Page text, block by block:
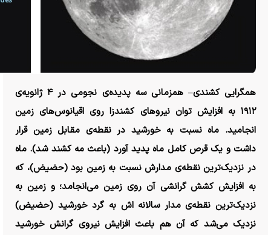
همگرایی کشندی– همزمانی سه پدیده‌ی نجومی در ۴ ژانویه‌ی
۱۹۱۲ به افزایش توان نیرو‌های کشندزا روی اقیانوس‌های زمین
انجامید. ماه نسبت به خورشید در نقطه‌ی مقابل زمین قرار
داشت و یک قرص کامل ماه پدید آورد (باعث مه کشند شد). ماه
در نزدیک‌ترین نقطه‌ی مدارش نسبت به زمین بود (حضیض)، که
به افزایش کشش گرانشی آن روی زمین می‌انجامد؛ و زمین به
نزدیک‌ترین نقطه‌ی مدار سالانه اش به گرد خورشید (حضیض)
نزدیک می‌شد که آن هم باعث افزایش نیروی گرانش خورشید